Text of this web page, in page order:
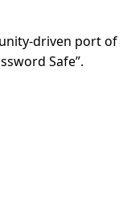
driven port of
Safe”.